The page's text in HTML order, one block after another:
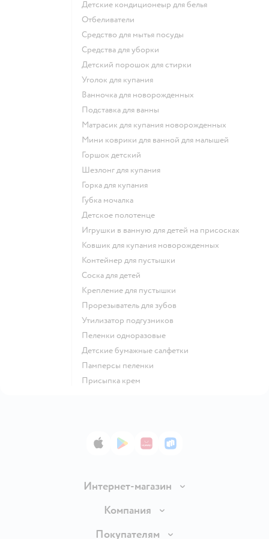
детские кондиционеыр для белья
отбеливатели
средство для мытья посуды
средства для уборки
детский порошок для стирки
уголок для купания
ванночка для новорожденных
подставка для ванны
матрасик для купания новорожденных
мини коврики для ванной для малышей
горшок детский
шезлонг для купания
горка для купания
губка мочалка
детское полотенце
игрушки в ванную для детей на присосках
ковшик для купания новорожденных
контейнер для пустышки
соска для детей
крепление для пустышки
прорезыватель для зубов
утилизатор подгузников
пеленки одноразовые
детские бумажные салфетки
памперсы пеленки
присыпка крем
App StoreGoogle Play
AppGallery
RuStore
Интернет-магазин
Доставка и оплата
Компания
О компании
Покупателям